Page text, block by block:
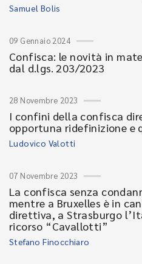
Samuel Bolis
09 Gennaio 2024
Confisca: le novità in
dal d.lgs. 203/2023
28 Novembre 2023
I confini della confisca
opportuna ridefinizione e
Ludovico Valotti
07 Novembre 2023
La confisca senza
mentre a Bruxelles è in
direttiva, a Strasburgo
ricorso “Cavallotti”
Stefano Finocchiaro